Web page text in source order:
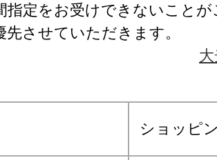
指定をお受けできないこと
先させていただきます。
ショッピ